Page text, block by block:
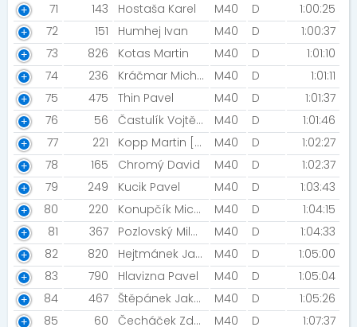
71
143 Hostaša Karel M40 D
1:00:25
72
151 Humhej Ivan M40 D
1:00:37
73
826 Kotas Martin M40 D
1:01:10
74
236 Kráčmar Michal M40 D
1:01:11
75
475 Thin Pavel M40 D
1:01:37
76
56 Častulík Vojtěch [Lumírovy kozičky] M40 D
1:01:46
77
221 Kopp Martin [Siemens Mohelnice] M40 D
1:02:27
78
165 Chromý David M40 D
1:02:37
79
249 Kucik Pavel M40 D
1:03:43
80
220 Konupčík Michael M40 D
1:04:15
81
367 Pozlovský Milan M40 D
1:04:33
82
820 Hejtmánek Jaroslav [Hejtmánek] M40 D
1:05:00
83
790 Hlavizna Pavel M40 D
1:05:04
84
467 Štěpánek Jakub M40 D
1:05:26
85
60 Čecháček Zdeněk M40 D 1:07:37